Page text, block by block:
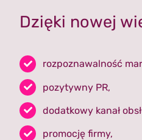
Dzięki nowej
rozpoznawalność
pozytywny PR,
dodatkowy kanał
promocję firmy,